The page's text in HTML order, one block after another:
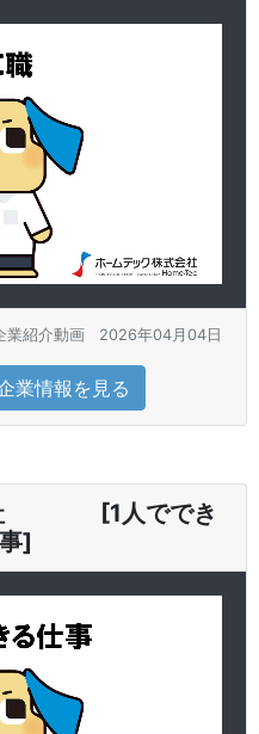
業紹介動画 2026年04月04日
業情報を見る
社 [1人ででき
]